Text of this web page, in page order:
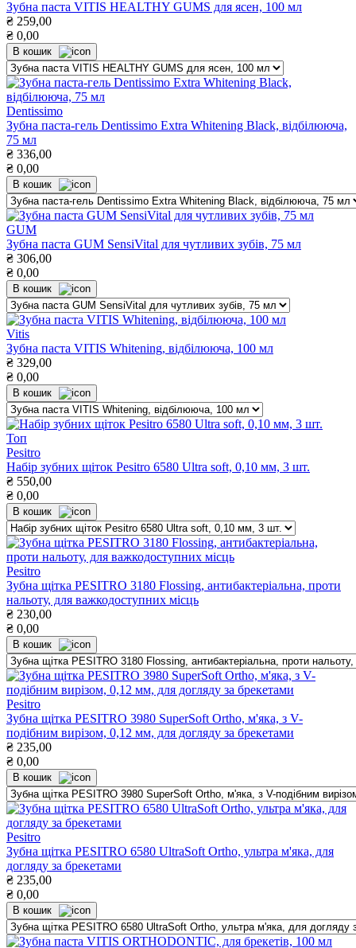
Зубна паста VITIS HEALTHY GUMS для ясен, 100 мл
₴ 259,00
₴ 0,00
В кошик
Dentissimo
Зубна паста-гель Dentissimo Extra Whitening Black, відбілююча,
75 мл
₴ 336,00
₴ 0,00
В кошик
GUM
Зубна паста GUM SensiVital для чутливих зубів, 75 мл
₴ 306,00
₴ 0,00
В кошик
Vitis
Зубна паста VITIS Whitening, відбілююча, 100 мл
₴ 329,00
₴ 0,00
В кошик
Топ
Pesitro
Набір зубних щіток Pesitro 6580 Ultra soft, 0,10 мм, 3 шт.
₴ 550,00
₴ 0,00
В кошик
Pesitro
Зубна щітка PESITRO 3180 Flossing, антибактеріальна, проти
нальоту, для важкодоступних місць
₴ 230,00
₴ 0,00
В кошик
Pesitro
Зубна щітка PESITRO 3980 SuperSoft Ortho, м'яка, з V-
подібним вирізом, 0,12 мм, для догляду за брекетами
₴ 235,00
₴ 0,00
В кошик
Pesitro
Зубна щітка PESITRO 6580 UltraSoft Ortho, ультра м'яка, для
догляду за брекетами
₴ 235,00
₴ 0,00
В кошик